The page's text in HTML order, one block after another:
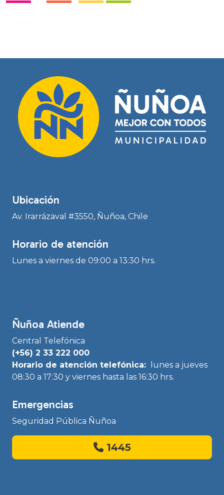
Ubicación
Av. Irarrázaval #3550, Ñuñoa, Chile
Horario de atención
Lunes a viernes de 09:00 a 13:30 hrs.
Ñuñoa Atiende
Central Telefónica
(+56) 2 33 222 000
Horario de atención telefónica:
lunes a jueves
08:30 a 17:30 y viernes hasta las 16:30 hrs.
Emergencias
Seguridad Pública Ñuñoa
1445